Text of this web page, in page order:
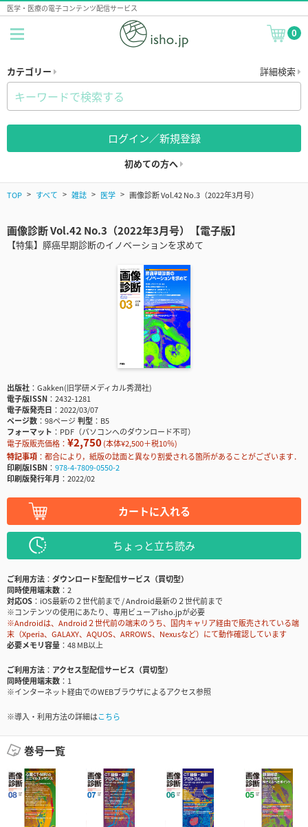
医学・医療の電子コンテンツ配信サービス
0
カテゴリー 詳細検索
ログイン／新規登録
初めての方へ
TOP すべて 雑誌 医学 画像診断 Vol.42 No.3（2022年3月号）
画像診断 Vol.42 No.3（2022年3月号）【電子版】
【特集】膵癌早期診断のイノベーションを求めて
出版社
Gakken(旧学研メディカル秀潤社)
電子版ISSN
2432-1281
電子版発売日
2022/03/07
ページ数
98ページ判型
B5
フォーマット
PDF（パソコンへのダウンロード不可）
電子版販売価格： ¥2,750(本体¥2,500＋税10％)
特記事項
都合により，紙版の誌面と異なり割愛される箇所があることがございます．
印刷版ISBN
978-4-7809-0550-2
印刷版発行年月
2022/02
カートに入れる
ちょっと立ち読み
ご利用方法
ダウンロード型配信サービス（買切型）
同時使用端末数
2
対応OS
iOS最新の２世代前まで / Android最新の２世代前まで
※コンテンツの使用にあたり、専用ビューアisho.jpが必要
※Androidは、Android２世代前の端末のうち、国内キャリア経由で販売されている端
末（Xperia、GALAXY、AQUOS、ARROWS、Nexusなど）にて動作確認しています
必要メモリ容量
48 MB以上
ご利用方法
アクセス型配信サービス（買切型）
同時使用端末数
1
※インターネット経由でのWEBブラウザによるアクセス参照
※導入・利用方法の詳細はこちら
巻号一覧